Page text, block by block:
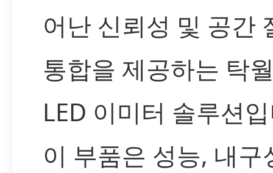
어난 신뢰성 및 공간
통합을 제공하는 탁
LED 이미터 솔루션
이 부품은 성능, 내구